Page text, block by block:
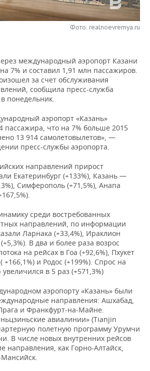
Фото: realnoevremya.ru
международный аэропорт Казани
7% и составил 1,91 млн пассажиров.
за счет обслуживания
сообщила пресс-служба
понедельник.
аэропорт «Казань»
пассажира, что на 7% больше 2015
13 914 самолетовылетов», —
пресс-службы аэропорта.
направлений прирост
Екатеринбург (+133%), Казань —
Симферополь (+71,5%), Анапа
среди востребованных
направлений, по информации
Ларнака (+33,4%), Ираклион
В два и более раза возрос
на рейсах в Гоа (+92,6%), Пхукет
+166,1%) и Родос (+199%). Спрос на
в 5 раз (+571,3%)
аэропорту «Казань» были
направления: Ашхабад,
и Франкфурт-на-Майне.
авиалинии» (Tianjin
полетную программу Урумчи
В числе новых внутренних рейсов
направления, как Горно-Алтайск,